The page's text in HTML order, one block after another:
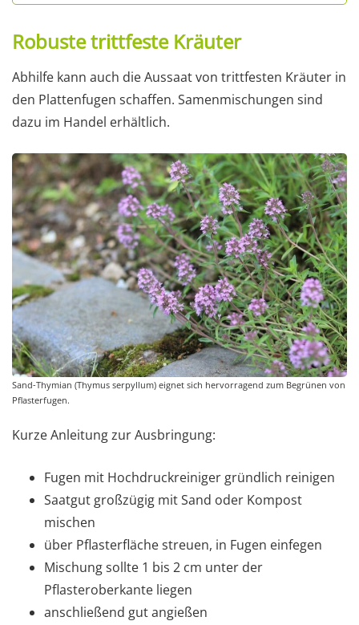
Robuste trittfeste Kräuter
Abhilfe kann auch die Aussaat von trittfesten Kräuter in
den Plattenfugen schaffen. Samenmischungen sind
dazu im Handel erhältlich.
Sand-Thymian (Thymus serpyllum) eignet sich hervorragend zum Begrünen von
Pflasterfugen.
Kurze Anleitung zur Ausbringung:
Fugen mit Hochdruckreiniger gründlich reinigen
Saatgut großzügig mit Sand oder Kompost
mischen
über Pflasterfläche streuen, in Fugen einfegen
Mischung sollte 1 bis 2 cm unter der
Pflasteroberkante liegen
anschließend gut angießen